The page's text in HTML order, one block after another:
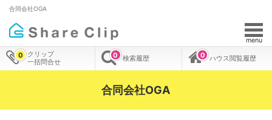
合同会社OGA
menu
クリップ
一括問合せ
0 検索履歴
0 ハウス閲覧履歴
0
合同会社OGA